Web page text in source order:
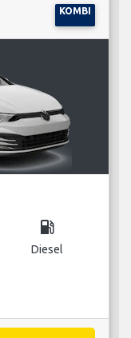
KOMBI
local_gas_station
Diesel